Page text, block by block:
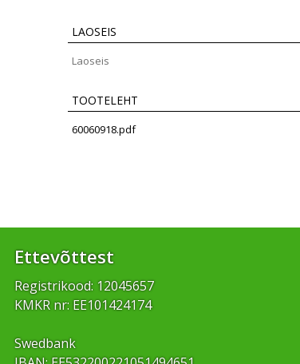
LAOSEIS
Laoseis
TOOTELEHT
60060918.pdf
Ettevõttest
Registrikood: 12045657
KMKR nr: EE101424174
Swedbank